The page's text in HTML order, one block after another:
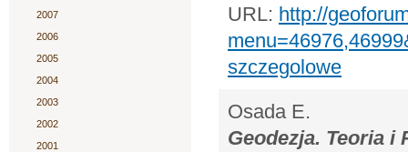
2007
2006
2005
2004
2003
2002
2001
URL: http://
szczegolowe
Osada E.
Geodezja. Teoria i